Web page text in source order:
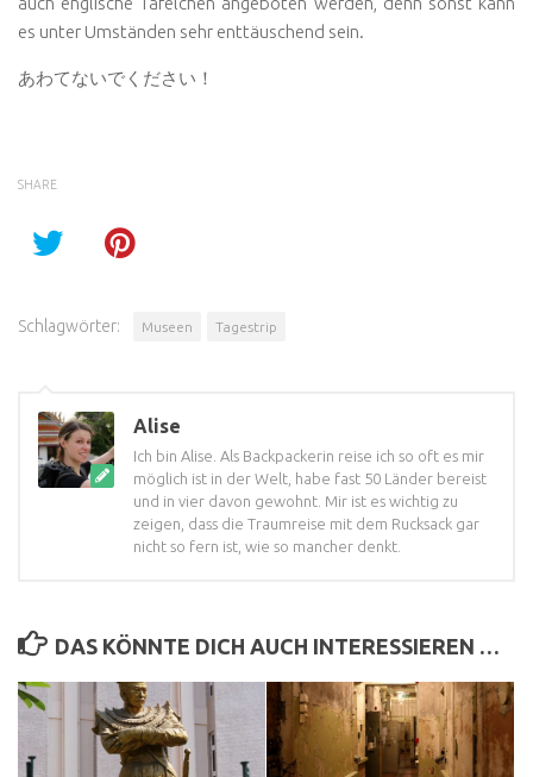
es unter Umständen sehr enttäuschend sein.
あわてないでください！
SHARE
Schlagwörter: Museen Tagestrip
Alise
Ich bin Alise. Als Backpackerin reise ich so oft es mir
möglich ist in der Welt, habe fast 50 Länder bereist
und in vier davon gewohnt. Mir ist es wichtig zu
zeigen, dass die Traumreise mit dem Rucksack gar
nicht so fern ist, wie so mancher denkt.
DAS KÖNNTE DICH AUCH INTERESSIEREN …